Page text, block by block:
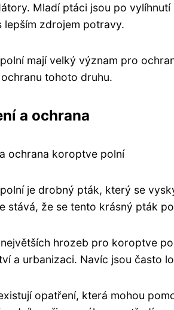
Mladí ptáci jsou po
lepším zdrojem potravy.
mají velký význam pro
tohoto druhu.
a ochrana
ochrana koroptve polní
je drobný pták, který se
stává, že se tento krásný pták
hrozeb pro koroptve
a urbanizaci. Navíc jsou často
opatření, která mohou